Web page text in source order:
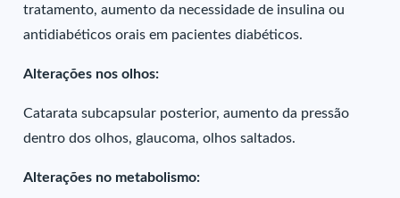
tratamento, aumento da necessidade de insulina ou
antidiabéticos orais em pacientes diabéticos.
Alterações nos olhos:
Catarata subcapsular posterior, aumento da pressão
dentro dos olhos, glaucoma, olhos saltados.
Alterações no metabolismo: